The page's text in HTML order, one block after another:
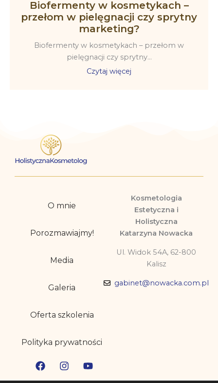
Biofermenty w kosmetykach –
przełom w pielęgnacji czy sprytny
marketing?
Biofermenty w kosmetykach – przełom w
pielęgnacji czy sprytny...
Czytaj więcej
O mnie
Porozmawiajmy!
Media
Galeria
Oferta szkolenia
Polityka prywatności
F
a
c
I
n
s
Y
o
u
L
i
n
Kosmetologia
Estetyczna i
Holistyczna
Katarzyna Nowacka
Ul. Widok 54A, 62-800
Kalisz
gabinet@nowacka.com.pl